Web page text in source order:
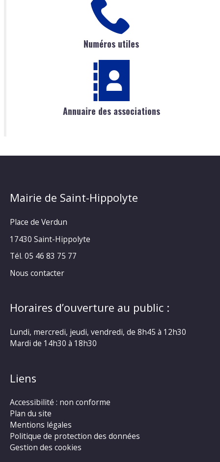
Numéros utiles
Annuaire des associations
Mairie de Saint-Hippolyte
Place de Verdun
17430 Saint-Hippolyte
Tél. 05 46 83 75 77
Nous contacter
Horaires d’ouverture au public :
Lundi, mercredi, jeudi, vendredi, de 8h45 à 12h30
Mardi de 14h30 à 18h30
Liens
Accessibilité : non conforme
Plan du site
Mentions légales
Politique de protection des données
Gestion des cookies